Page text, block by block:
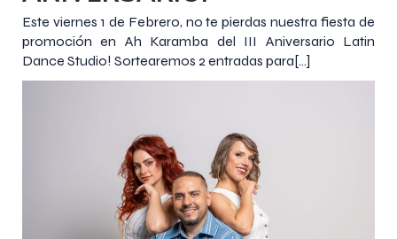
Este viernes 1 de Febrero, no te pierdas nuestra fiesta de
promoción en Ah Karamba del III Aniversario Latin
Dance Studio! Sortearemos 2 entradas para[…]